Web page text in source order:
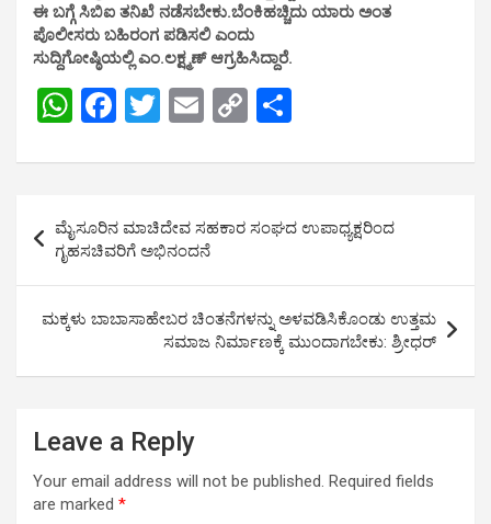
ಈ ಬಗ್ಗೆ ಸಿಬಿಐ ತನಿಖೆ ನಡೆಸಬೇಕು.ಬೆಂಕಿಹಚ್ಚಿದು ಯಾರು ಅಂತ
ಪೊಲೀಸರು ಬಹಿರಂಗ ಪಡಿಸಲಿ ಎಂದು
ಸುದ್ದಿಗೋಷ್ಠಿಯಲ್ಲಿ ಎಂ.ಲಕ್ಷ್ಮಣ್ ಆಗ್ರಹಿಸಿದ್ದಾರೆ.
W
at
s
A
p
p
F
ce
b
o
o
k
T
tt
er
E
ail
C
py
Li
n
k
ar
e
navigation
ಮೈಸೂರಿನ ಮಾಚಿದೇವ ಸಹಕಾರ ಸಂಘದ ಉಪಾಧ್ಯಕ್ಷರಿಂದ
ಗೃಹಸಚಿವರಿಗೆ ಅಭಿನಂದನೆ
ಮಕ್ಕಳು ಬಾಬಾಸಾಹೇಬರ ಚಿಂತನೆಗಳನ್ನು ಅಳವಡಿಸಿಕೊಂಡು ಉತ್ತಮ
ಸಮಾಜ ನಿರ್ಮಾಣಕ್ಕೆ ಮುಂದಾಗಬೇಕು: ಶ್ರೀಧರ್
Leave a Reply
Your email address will not be published. Required fields
are marked *